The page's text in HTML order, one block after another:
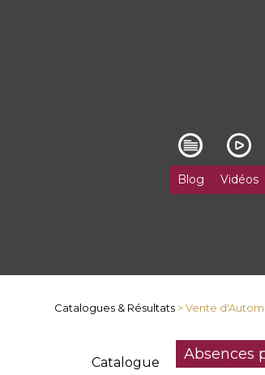
Blog Vidéos
Catalogues & Résultats > Vente
Catalogue Absences